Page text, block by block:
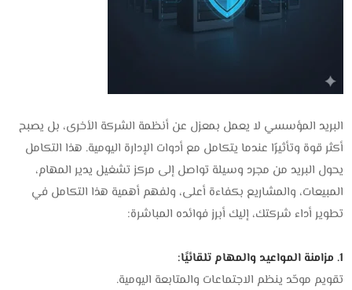
البريد المؤسسي لا يعمل بمعزل عن أنظمة الشركة الأخرى، بل يصبح
أكثر قوة وتأثيرًا عندما يتكامل مع أدوات الإدارة اليومية. هذا التكامل
يحول البريد من مجرد وسيلة تواصل إلى مركز تشغيل يدير المهام،
المبيعات، والمشاريع بكفاءة أعلى، ولفهم أهمية هذا التكامل في
تطوير أداء شركتك، إليك أبرز فوائده المباشرة:
1. مزامنة المواعيد والمهام تلقائيًا:
تقويم موحّد ينظم الاجتماعات والمتابعة اليومية.